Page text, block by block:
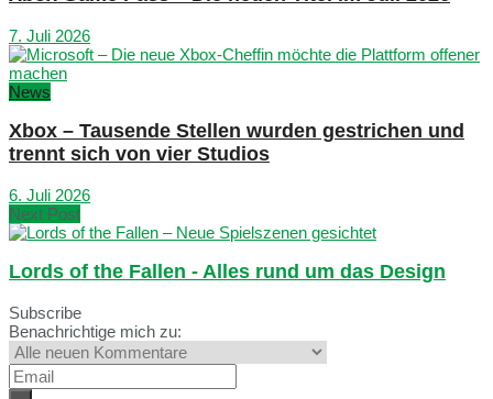
7. Juli 2026
News
Xbox – Tausende Stellen wurden gestrichen und
trennt sich von vier Studios
6. Juli 2026
Next Post
Lords of the Fallen - Alles rund um das Design
Subscribe
Benachrichtige mich zu: